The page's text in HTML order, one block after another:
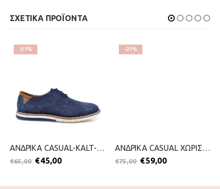
ΣΧΕΤΙΚΑ ΠΡΟΪΟΝΤΑ
-31%
ΑΝΔΡΙΚΑ CASUAL-KALT-2099-0644-ΜΠΛΕ
€65,00 €45,00
-21%
ΑΝΔΡΙΚΑ CASUAL ΧΩΡΙΣ ΚΟΡΔΟΝΙ-GRISPORT-2111-0235-ΜΑΥΡΟ
€75,00 €59,00